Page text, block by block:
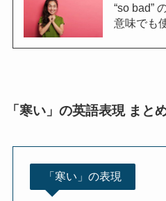
“so bad”
意味でも
「寒い」の英語表現 まと
「寒い」の表現